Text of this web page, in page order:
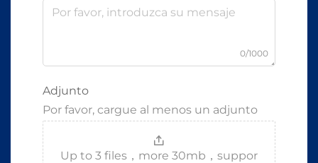
0/1000
Adjunto
Por favor, cargue al menos un adjunto
Up to 3 files，more 30mb，suppor